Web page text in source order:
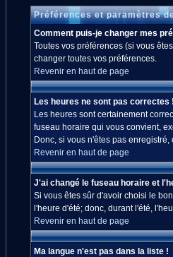
Préférences et paramètres
Comment puis-je changer mes
Toutes vos préférences (si vous
changer toutes vos préférences.
Revenir en haut de page
Les heures ne sont pas correctes !
Les heures sont certainement
fuseau horaire qui vous convient,
Donc, si vous n'êtes pas
Revenir en haut de page
J'ai changé le fuseau horaire et
Si vous êtes sûr d'avoir choisi le
l'heure d'été; donc, durant l'été,
Revenir en haut de page
Ma langue n'est pas dans la liste !